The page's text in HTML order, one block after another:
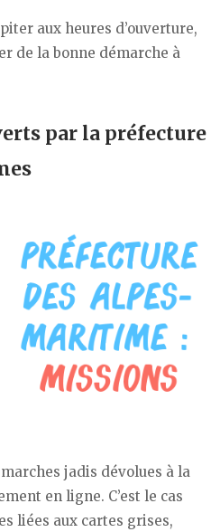
aux heures d’ouverture,
de la bonne démarche à
par la préfecture
jadis dévolues à la
en ligne. C’est le cas
liées aux cartes grises,